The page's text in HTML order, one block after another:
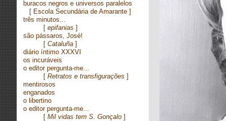
buracos negros e universos paralelos
[ Escola Secundária de Amarante ]
três minutos...
[ epifanias ]
são pássaros, José!
[ Cataluña ]
diário íntimo XXXVI
os incuráveis
o editor pergunta-me...
[ Retratos e transfigurações ]
mentirosos
enganados
o libertino
o editor pergunta-me...
[ Mil vidas tem S. Gonçalo ]